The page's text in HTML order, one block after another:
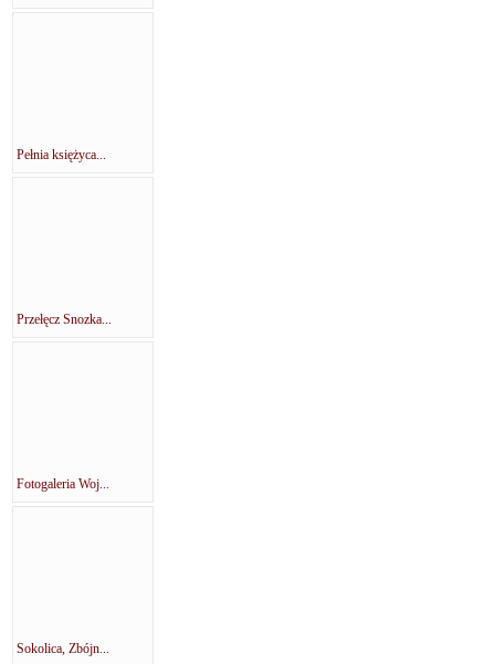
Pełnia księżyca...
Przełęcz Snozka...
Fotogaleria Woj...
Sokolica, Zbójn...